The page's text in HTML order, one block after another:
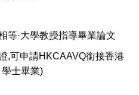
等·大學教授指導畢業論文
,可申請HKCAAVQ銜接香港
士畢業)